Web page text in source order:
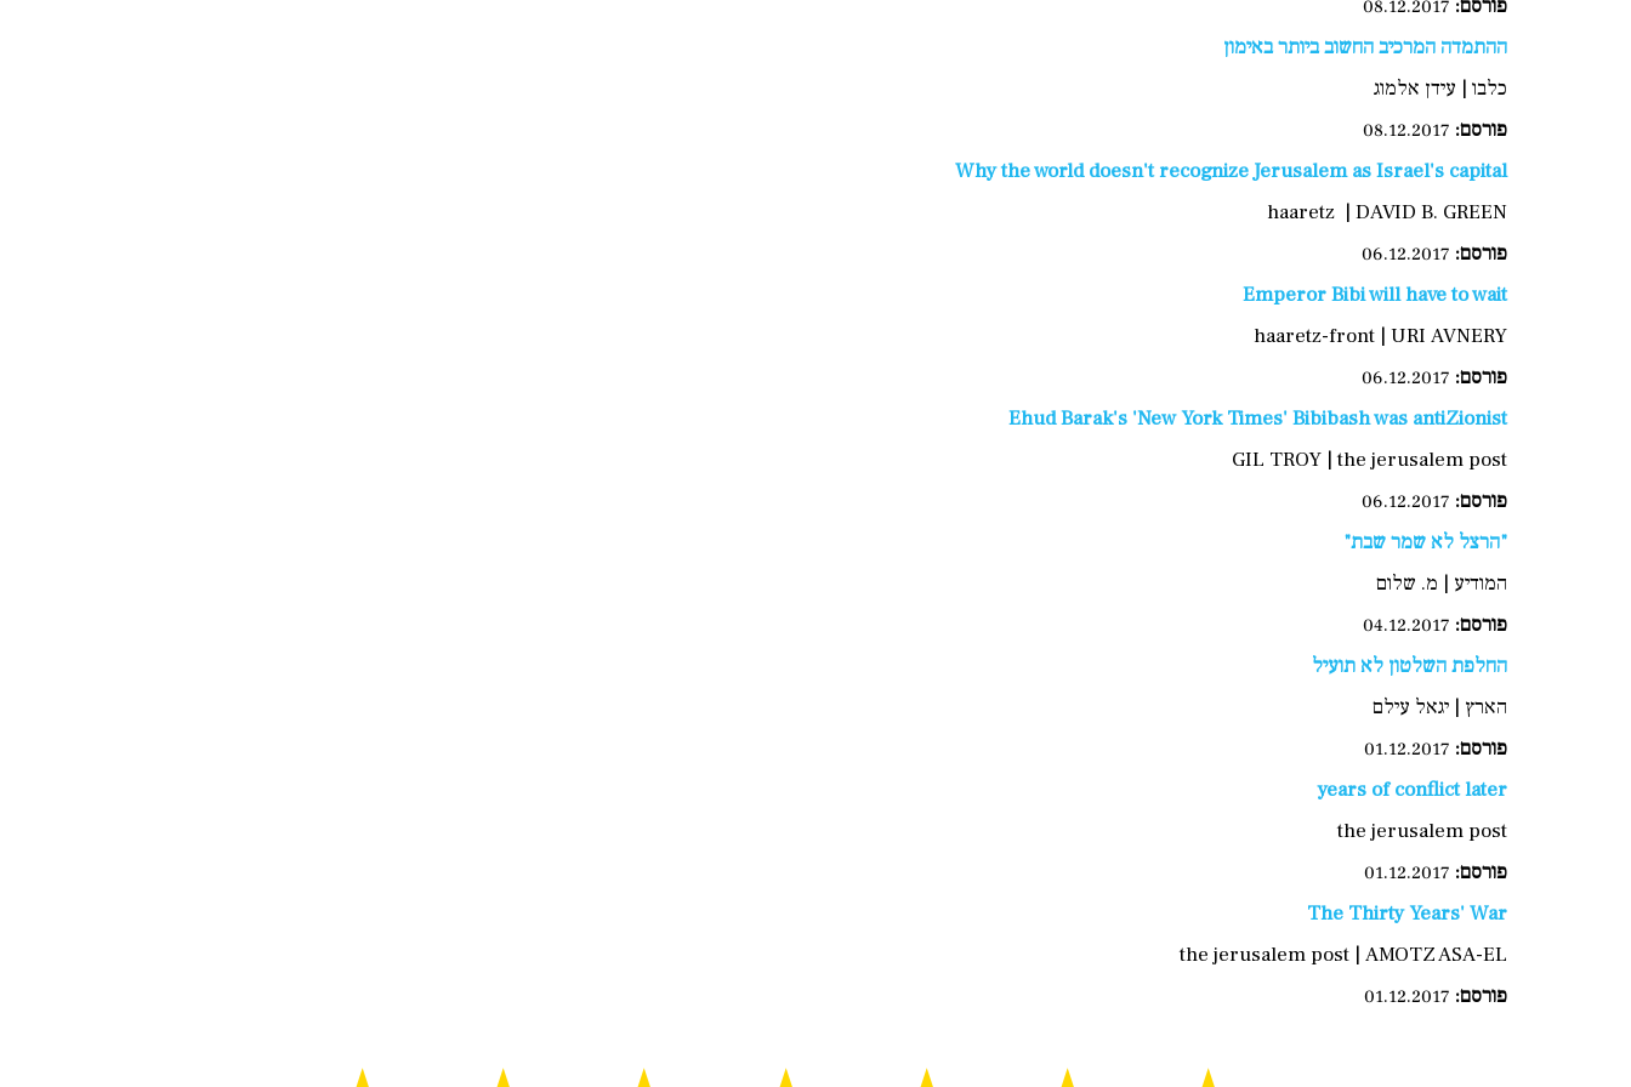
פורסם:
ההתמדה המרכיב החשוב ביותר באימון
כלבו | עידן אלמוג
פורסם:
Why the world doesn't recognize Jerusalem as Israel's capital
haaretz | DAVID B. GREEN
פורסם:
Emperor Bibi will have to wait
haaretz-front | URI AVNERY
פורסם:
Ehud Barak's 'New York Times' Bibibash was antiZionist
GIL TROY | the jerusalem post
פורסם:
"הרצל לא שמר שבת"
המודיע | מ. שלום
פורסם:
החלפת השלטון לא תועיל
הארץ | יגאל עילם
פורסם:
years of conflict later
the jerusalem post
פורסם:
The Thirty Years' War
the jerusalem post | AMOTZ ASA-EL
פורסם: